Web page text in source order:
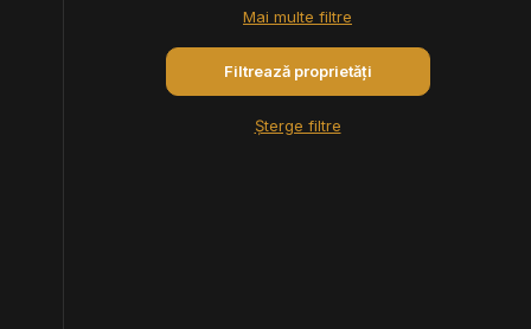
Mai multe filtre
Șterge filtre